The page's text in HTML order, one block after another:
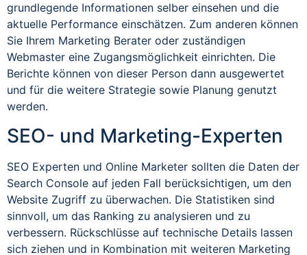
grundlegende Informationen selber einsehen und die
aktuelle Performance einschätzen. Zum anderen können
Sie Ihrem Marketing Berater oder zuständigen
Webmaster eine Zugangsmöglichkeit einrichten. Die
Berichte können von dieser Person dann ausgewertet
und für die weitere Strategie sowie Planung genutzt
werden.
SEO- und Marketing-Experten
SEO Experten und Online Marketer sollten die Daten der
Search Console auf jeden Fall berücksichtigen, um den
Website Zugriff zu überwachen. Die Statistiken sind
sinnvoll, um das Ranking zu analysieren und zu
verbessern. Rückschlüsse auf technische Details lassen
sich ziehen und in Kombination mit weiteren Marketing